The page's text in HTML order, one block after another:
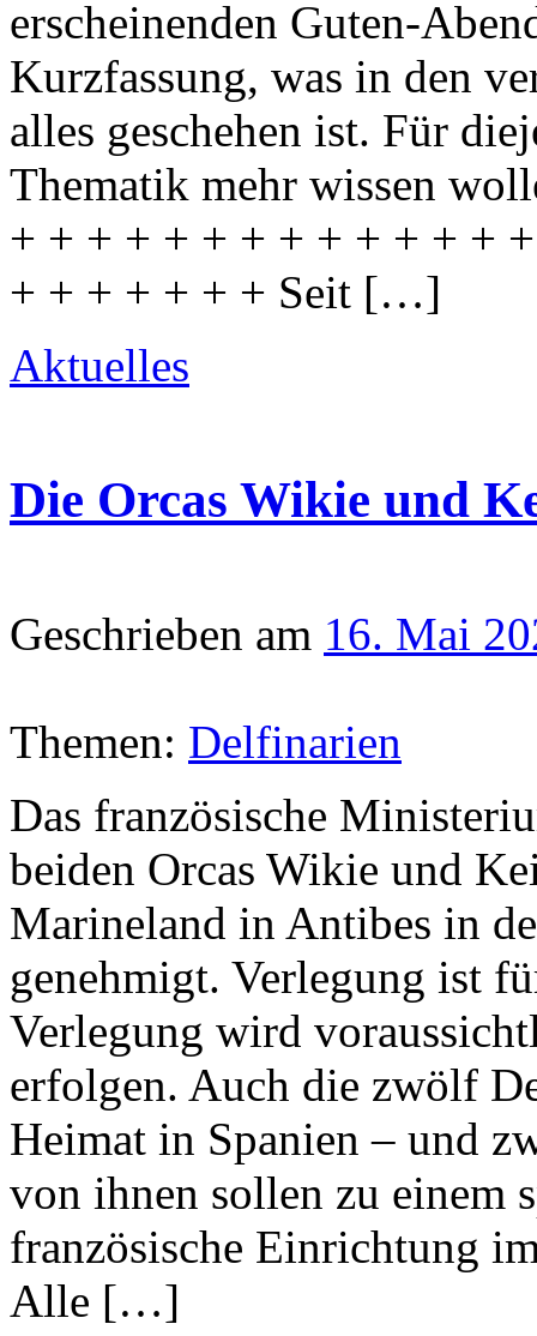
erscheinenden Guten-
Kurzfassung, was in den
alles geschehen ist. Für
Thematik mehr wissen
+ + + + + + + + + + + + +
+ + + + + + + Seit […]
Aktuelles
Die Orcas Wikie und
Geschrieben am 16. Mai
Themen: Delfinarien
Das französische
beiden Orcas Wikie und
Marineland in Antibes in
genehmigt. Verlegung ist
Verlegung wird
erfolgen. Auch die zwölf
Heimat in Spanien – und
von ihnen sollen zu einem
französische Einrichtung
Alle […]